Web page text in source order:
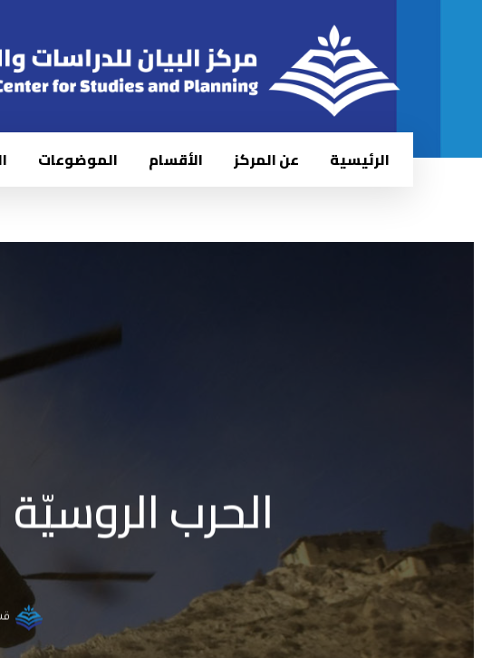
الرئيسية عن المركز الأقسام الموضوعات
الحرب